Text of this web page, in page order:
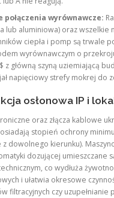
połączenia wyrównawcze:
lub aluminiowa) oraz
ciepła i pomp są trwale
wyrównawczym o
z główną szyną uziemiającą
napięciowy strefy mokrej do
osłonowa IP i
oraz złącza kablowe
stopień ochrony
z dowolnego kierunku).
dozującej umieszczane
co wydłuża
i ułatwia okresowe
filtracyjnych czy uzupełnianie